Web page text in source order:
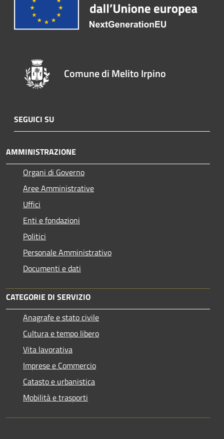
Comune di Melito Irpino
SEGUICI SU
AMMINISTRAZIONE
Organi di Governo
Aree Amministrative
Uffici
Enti e fondazioni
Politici
Personale Amministrativo
Documenti e dati
CATEGORIE DI SERVIZIO
Anagrafe e stato civile
Cultura e tempo libero
Vita lavorativa
Imprese e Commercio
Catasto e urbanistica
Mobilità e trasporti